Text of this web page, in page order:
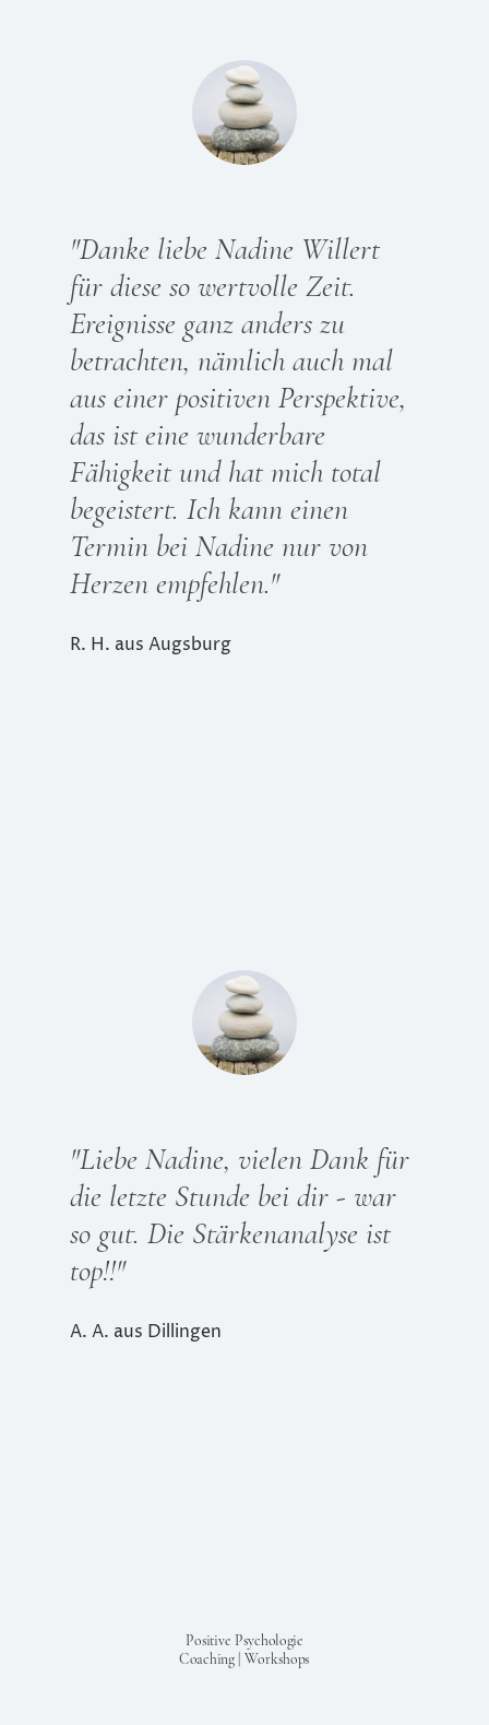
"Danke liebe Nadine Willert
für diese so wertvolle Zeit.
Ereignisse ganz anders zu
betrachten, nämlich auch mal
aus einer positiven Perspektive,
das ist eine wunderbare
Fähigkeit und hat mich total
begeistert. Ich kann einen
Termin bei Nadine nur von
Herzen empfehlen."
R. H. aus Augsburg
"Liebe Nadine, vielen Dank für
die letzte Stunde bei dir - war
so gut. Die Stärkenanalyse ist
top!!"
A. A. aus Dillingen
Positive Psychologie
Coaching | Workshops